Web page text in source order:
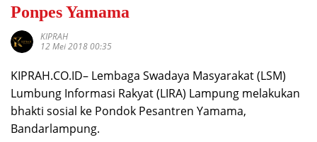
Ponpes Yamama
KIPRAH
12 Mei 2018 00:35
KIPRAH.CO.ID– Lembaga Swadaya Masyarakat (LSM)
Lumbung Informasi Rakyat (LIRA) Lampung melakukan
bhakti sosial ke Pondok Pesantren Yamama,
Bandarlampung.